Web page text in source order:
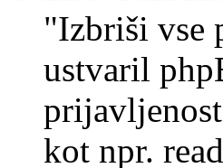
"Izbriši vse
ustvaril
kot npr.